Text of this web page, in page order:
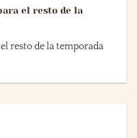
el resto de la
resto de la temporada